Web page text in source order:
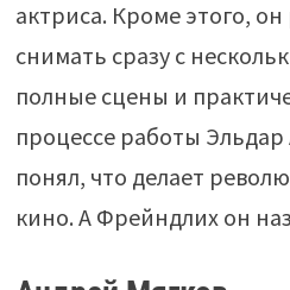
актриса. Кроме этого,
снимать сразу с
полные сцены и
процессе работы
понял, что делает
кино. А Фрейндлих он